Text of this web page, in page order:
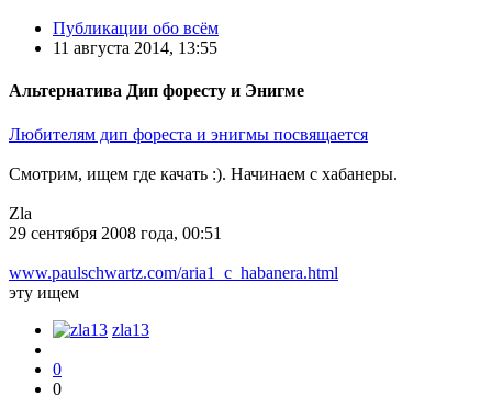
Публикации обо всём
11 августа 2014, 13:55
Альтернатива Дип форесту и Энигме
Любителям дип фореста и энигмы посвящается
Смотрим, ищем где качать :). Начинаем с хабанеры.
Zla
29 сентября 2008 года, 00:51
www.paulschwartz.com/aria1_c_habanera.html
эту ищем
zla13
0
0